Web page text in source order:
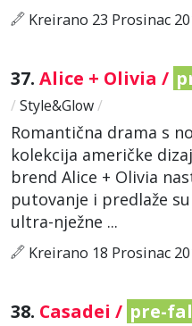
Kreirano 23 Prosinac
37. Alice + Olivia /
/ Style&Glow/
Romantična drama s
kolekcija američke
brend Alice + Olivia
putovanje i predlaže
ultra-nježne ...
Kreirano 18 Prosinac
38. Casadei / pre-